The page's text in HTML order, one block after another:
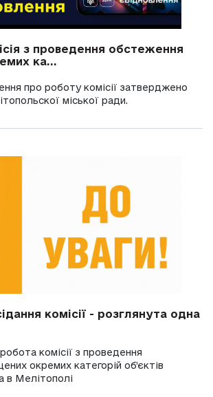
з проведення обстеження
ка...
про роботу комісії затверджено
міської ради.
комісії - розглянута одна
комісії з проведення
окремих категорій об’єктів
в Мелітополі